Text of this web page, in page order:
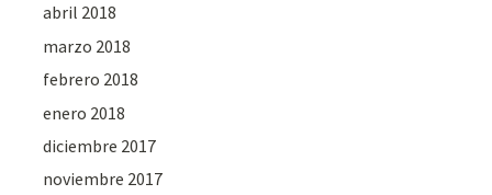
abril 2018
marzo 2018
febrero 2018
enero 2018
diciembre 2017
noviembre 2017